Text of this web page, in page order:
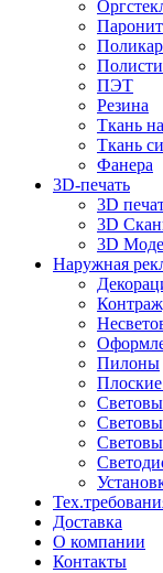
Паронит
ПЭТ
Резина
Ткань
Ткань
Фанера
3D-печать
3D
3D
3D
Наружная
Пилоны
Доставка
О компании
Контакты